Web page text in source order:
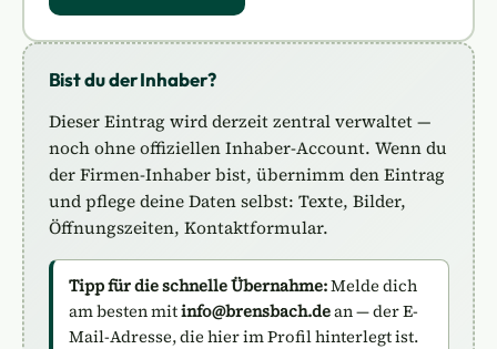
Bist du der Inhaber?
Dieser Eintrag wird derzeit zentral verwaltet —
noch ohne offiziellen Inhaber-Account. Wenn du
der Firmen-Inhaber bist, übernimm den Eintrag
und pflege deine Daten selbst: Texte, Bilder,
Öffnungszeiten, Kontaktformular.
Tipp für die schnelle Übernahme:Melde dich
am besten mitinfo@brensbach.dean — der E-
Mail-Adresse, die hier im Profil hinterlegt ist.